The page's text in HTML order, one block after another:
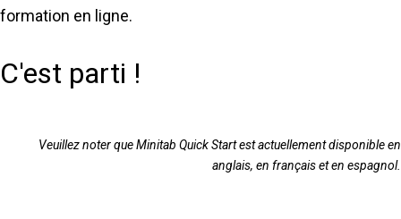
formation en ligne.
C'est parti !
Veuillez noter que Minitab Quick Start est actuellement disponible en
anglais, en français et en espagnol.